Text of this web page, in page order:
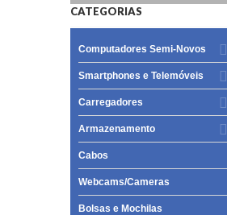
CATEGORIAS
Computadores Semi-Novos
Smartphones e Telemóveis
Carregadores
Armazenamento
Cabos
Webcams/Cameras
Bolsas e Mochilas